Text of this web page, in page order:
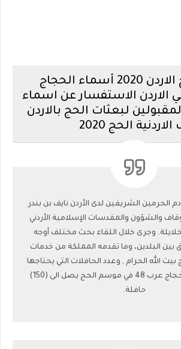
اسماء حجاج الاردن 2020 أسماء الحجاج
2020 في الاردن الاستفسار عن اسماء
لبعثات الحج بالاردن
الحج 2020
الحرمين الشريفين لدى الأردن نايف بن بندر
والشؤون والمقدسات الإسلامية الأردني
وجرى خلال اللقاء بحث مختلف أوجه
بين البلدين، وما تقدمه المملكة من خدمات
الله الحرام , وعدد الحافلات التي يحتاجها
الحجاج الاردنين وحجاج عرب 48 في موسم الحج يصل الى (150)
حافلة.